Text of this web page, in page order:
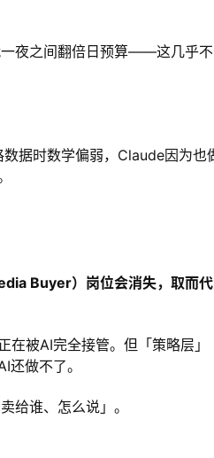
一夜之间翻倍日预算——这几乎
据时数学偏弱，Claude因为也
Buyer）岗位会消失，取而
被AI完全接管。但「策略层」
做不了。
给谁、怎么说」。